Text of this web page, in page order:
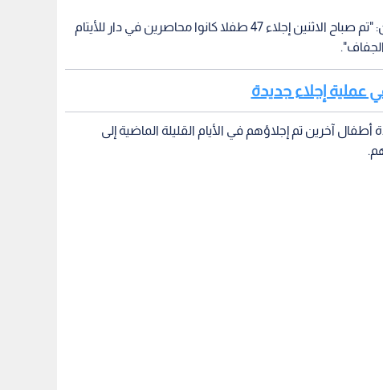
وقال المدير الإقليمي ليونيسيف غيرت كابيلير، في بيان: "تم صباح الاثنين إجلاء 47 طفلا كانوا محاصرين في دار للأيتام
إجلاء جديدة
آخرين تم إجلاؤهم في الأيام القليلة الماضية إلى